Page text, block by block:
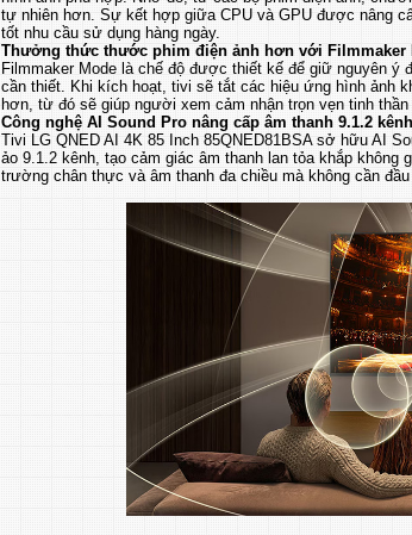
tự nhiên hơn. Sự kết hợp giữa CPU và GPU được nâng
tốt nhu cầu sử dụng hàng ngày.
Thưởng thức thước phim điện ảnh hơn với Filmmaker
Filmmaker Mode là chế độ được thiết kế để giữ nguyên ý
cần thiết. Khi kích hoạt, tivi sẽ tắt các hiệu ứng hình ảnh
hơn, từ đó sẽ giúp người xem cảm nhận trọn vẹn tinh thần
Công nghệ AI Sound Pro nâng cấp âm thanh 9.1.2
Tivi LG QNED AI 4K 85 Inch 85QNED81BSA sở hữu AI
ảo 9.1.2 kênh, tạo cảm giác âm thanh lan tỏa khắp
trường chân thực và âm thanh đa chiều mà không cần